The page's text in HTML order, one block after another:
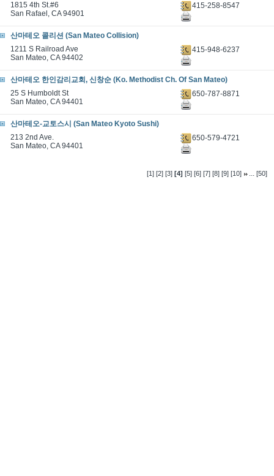
1815 4th St.#6
San Rafael, CA 94901
415-258-8547
산마테오 콜리션 (San Mateo Collision)
1211 S Railroad Ave
San Mateo, CA 94402
415-948-6237
산마테오 한인감리교회, 신창순 (Ko. Methodist Ch. Of San Mateo)
25 S Humboldt St
San Mateo, CA 94401
650-787-8871
산마테오-교토스시 (San Mateo Kyoto Sushi)
213 2nd Ave.
San Mateo, CA 94401
650-579-4721
[1] [2] [3] [4] [5] [6] [7] [8] [9] [10] ...[50]